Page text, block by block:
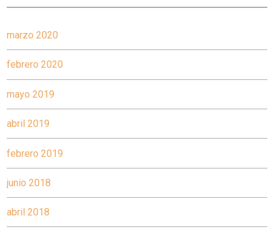
marzo 2020
febrero 2020
mayo 2019
abril 2019
febrero 2019
junio 2018
abril 2018